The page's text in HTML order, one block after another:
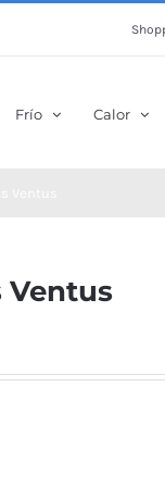
Frío Calor
Ventus